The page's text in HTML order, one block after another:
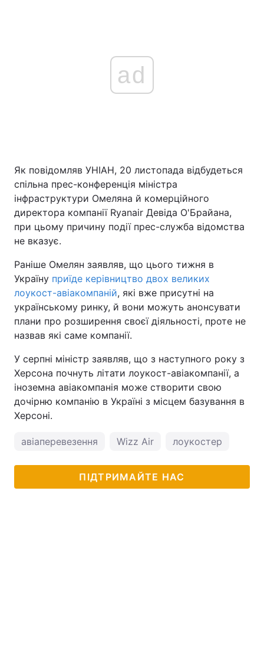
ad
Як повідомляв УНІАН, 20 листопада відбудеться
спільна прес-конференція міністра
інфраструктури Омеляна й комерційного
директора компанії Ryanair Девіда О'Брайана,
при цьому причину події прес-служба відомства
не вказує.
Раніше Омелян заявляв, що цього тижня в
Україну приїде керівництво двох великих
лоукост-авіакомпаній, які вже присутні на
українському ринку, й вони можуть анонсувати
плани про розширення своєї діяльності, проте не
назвав які саме компанії.
У серпні міністр заявляв, що з наступного року з
Херсона почнуть літати лоукост-авіакомпанії, а
іноземна авіакомпанія може створити свою
дочірню компанію в Україні з місцем базування в
Херсоні.
авіаперевезення Wizz Air лоукостер
ПІДТРИМАЙТЕ НАС